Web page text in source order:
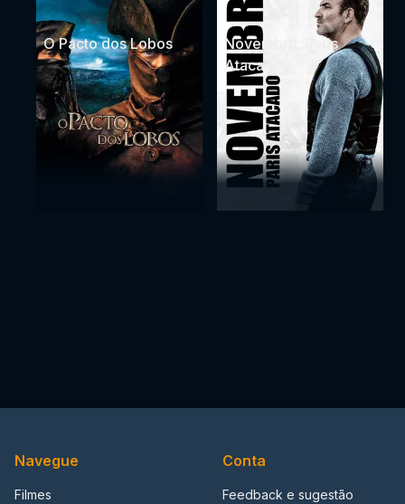
O Pacto dos Lobos
Novembro: Paris
Atacado
Navegue
Filmes
Conta
Feedback e sugestão